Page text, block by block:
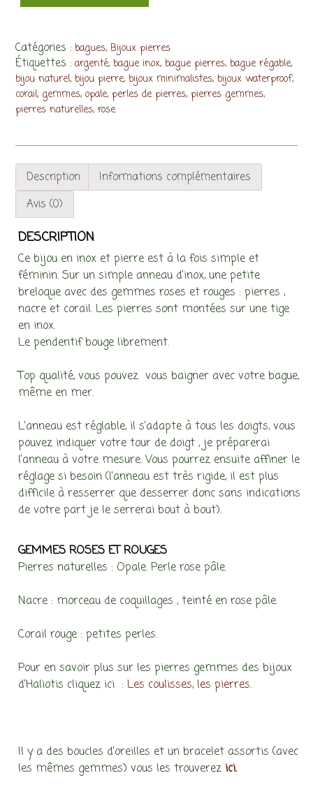
gemmes
roses
et
rouges
Catégories : bagues, Bijoux pierres
Étiquettes : argenté, bague inox, bague pierres, bague régable,
bijou naturel, bijou pierre, bijoux minimalistes, bijoux waterproof,
corail, gemmes, opale, perles de pierres, pierres gemmes,
pierres naturelles, rose
Description
Informations complémentaires
Avis (0)
DESCRIPTION
Ce bijou en inox et pierre est à la fois simple et
féminin. Sur un simple anneau d’inox, une petite
breloque avec des gemmes roses et rouges : pierres ,
nacre et corail. Les pierres sont montées sur une tige
en inox.
Le pendentif bouge librement.
Top qualité, vous pouvez vous baigner avec votre bague,
même en mer.
L’anneau est réglable, il s’adapte à tous les doigts, vous
pouvez indiquer votre tour de doigt , je préparerai
l’anneau à votre mesure. Vous pourrez ensuite affiner le
réglage si besoin (l’anneau est très rigide, il est plus
difficile à resserrer que desserrer donc sans indications
de votre part je le serrerai bout à bout).
GEMMES ROSES ET ROUGES
Pierres naturelles : Opale. Perle rose pâle.
Nacre : morceau de coquillages , teinté en rose pâle.
Corail rouge : petites perles.
Pour en savoir plus sur les pierres gemmes des bijoux
d’Haliotis cliquez ici :Les coulisses, les pierres.
Il y a des boucles d’oreilles et un bracelet assortis (avec
les mêmes gemmes) vous les trouverez ici.